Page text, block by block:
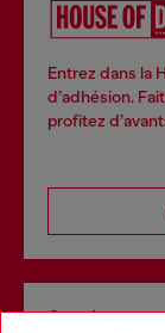
Entrez dans la
d’adhésion.
profitez
Services